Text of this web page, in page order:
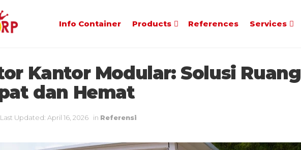
Info Container Products References Services
Kantor Modular: Solusi Ruang
dan Hemat
Last Updated: April 16, 2026 in Referensi